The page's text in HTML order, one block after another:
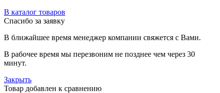
В каталог товаров
Спасибо за заявку
В ближайшее время менеджер компании свяжется с Вами.
В рабочее время мы перезвоним не позднее чем через 30
минут.
Закрыть
Товар добавлен к сравнению